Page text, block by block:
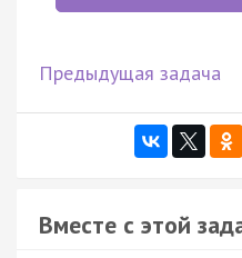
Предыдущая задача
Вместе с этой